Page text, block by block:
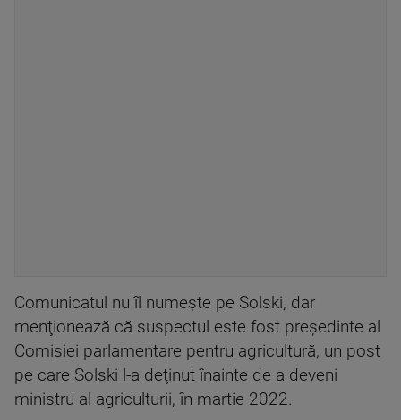
Comunicatul nu îl numeşte pe Solski, dar
menţionează că suspectul este fost preşedinte al
Comisiei parlamentare pentru agricultură, un post
pe care Solski l-a deţinut înainte de a deveni
ministru al agriculturii, în martie 2022.